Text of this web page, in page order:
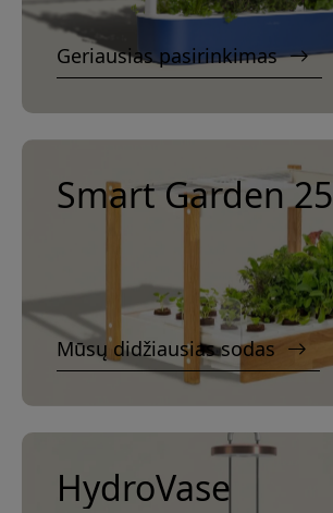
Geriausias pasirinkimas
Smart Garden 25
Mūsų didžiausias sodas
HydroVase